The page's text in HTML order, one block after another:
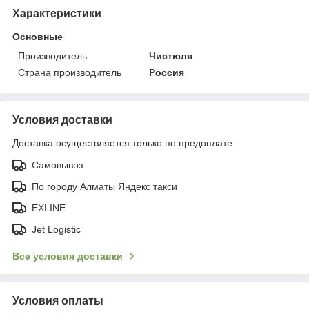
Характеристики
Основные
Производитель
Чистюля
Страна производитель
Россия
Условия доставки
Доставка осуществляется только по предоплате.
Самовывоз
По городу Алматы Яндекс такси
EXLINE
Jet Logistic
Все условия доставки
Условия оплаты